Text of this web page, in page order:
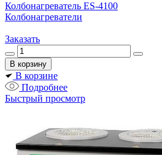
Колбонагреватель ES-4100
Колбонагреватели
Заказать
В корзине
Подробнее
Быстрый просмотр